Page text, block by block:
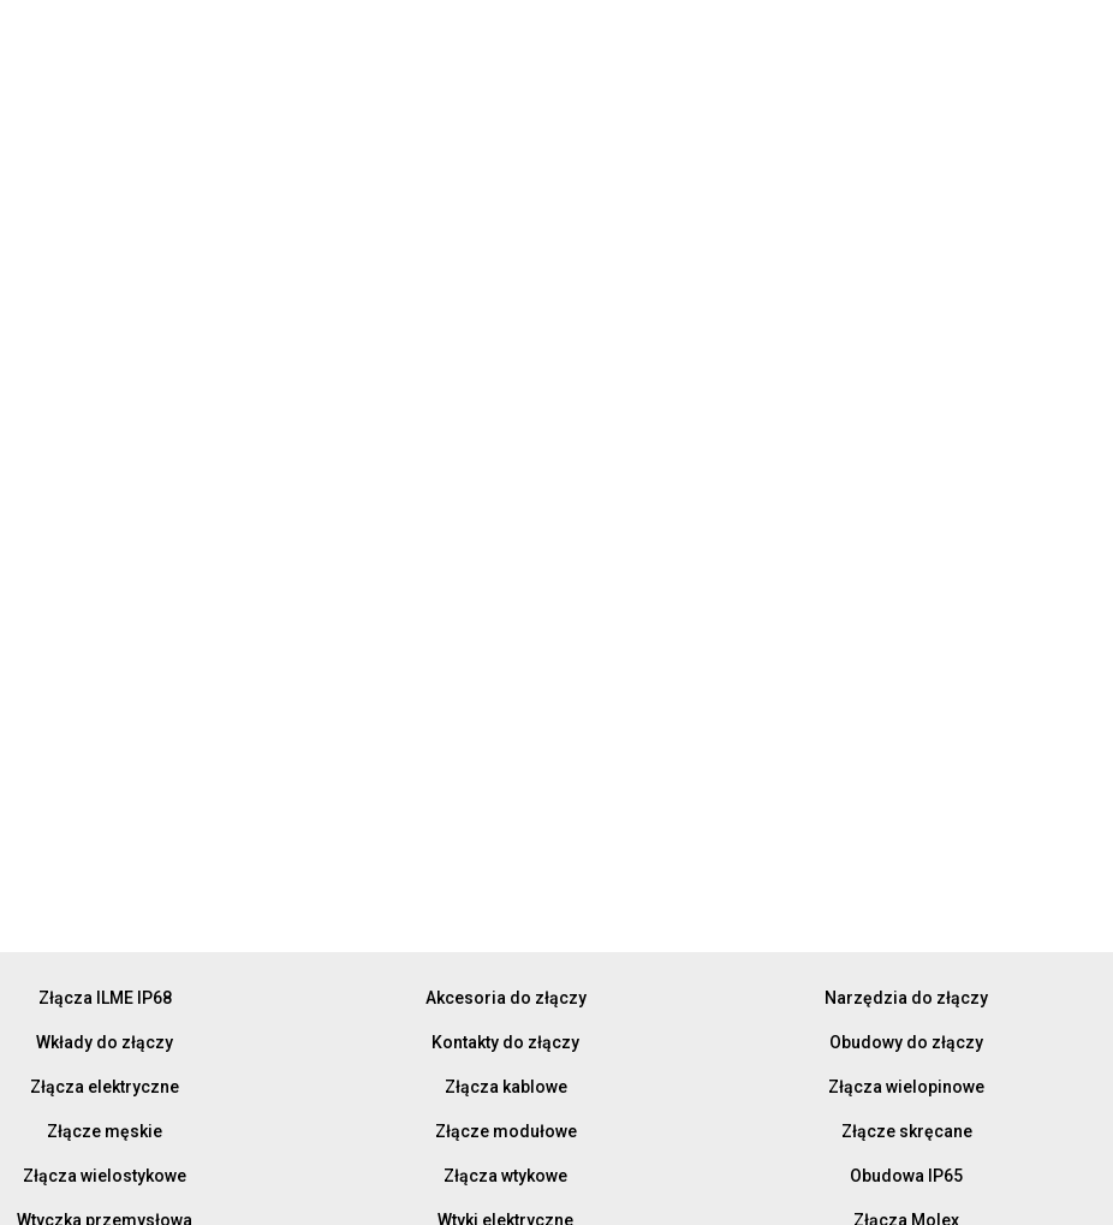
Złącza ILME IP68
Wkłady do złączy
Złącza elektryczne
Złącze męskie
Złącza wielostykowe
Wtyczka przemysłowa
Akcesoria do złączy
Kontakty do złączy
Złącza kablowe
Złącze modułowe
Złącza wtykowe
Wtyki elektryczne
Narzędzia do złączy
Obudowy do złączy
Złącza wielopinowe
Złącze skręcane
Obudowa IP65
Złącza Molex